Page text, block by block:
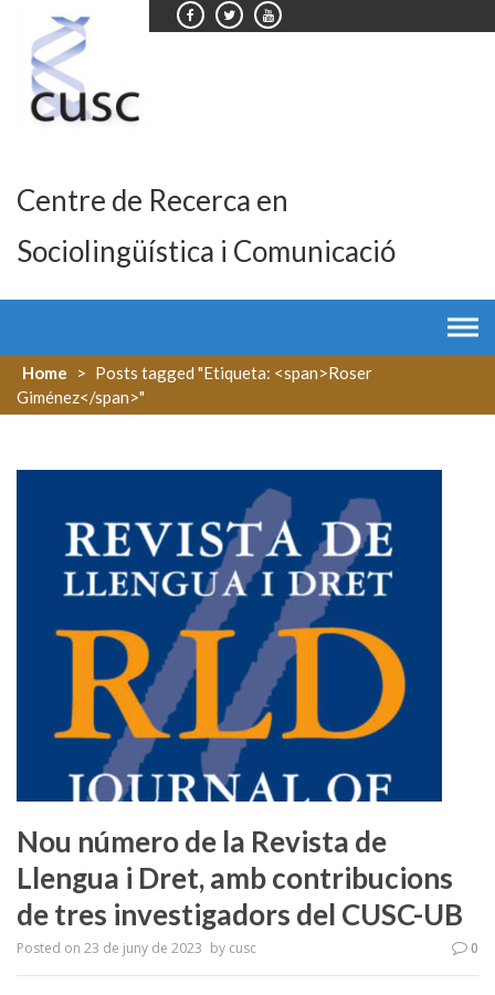
content
Centre de Recerca en
Sociolingüística i Comunicació
Home > Posts tagged "Etiqueta: <span>Roser
Giménez</span>"
Nou número de la Revista de
Llengua i Dret, amb contribucions
de tres investigadors del CUSC-UB
Posted on 23 de juny de 2023 by cusc 0